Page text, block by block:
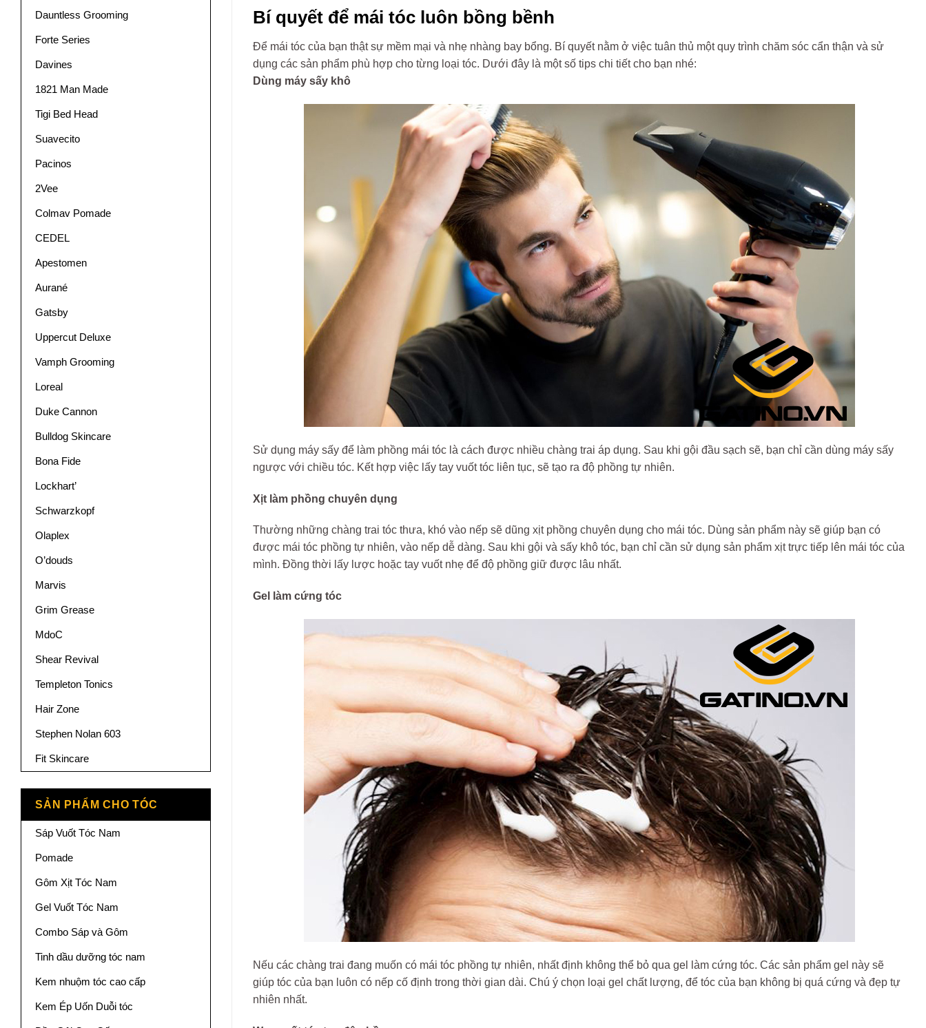
Dauntless Grooming
Forte Series
Davines
1821 Man Made
Tigi Bed Head
Suavecito
Pacinos
2Vee
Colmav Pomade
CEDEL
Apestomen
Aurané
Gatsby
Uppercut Deluxe
Vamph Grooming
Loreal
Duke Cannon
Bulldog Skincare
Bona Fide
Lockhart’
Schwarzkopf
Olaplex
O’douds
Marvis
Grim Grease
MdoC
Shear Revival
Templeton Tonics
Hair Zone
Stephen Nolan 603
Fit Skincare
SẢN PHẨM CHO TÓC
Sáp Vuốt Tóc Nam
Pomade
Gôm Xịt Tóc Nam
Gel Vuốt Tóc Nam
Combo Sáp và Gôm
Tinh dầu dưỡng tóc nam
Kem nhuộm tóc cao cấp
Kem Ép Uốn Duỗi tóc
Bí quyết để mái tóc luôn bồng bềnh
Để mái tóc của bạn thật sự mềm mại và nhẹ nhàng bay bổng. Bí quyết nằm ở việc tuân thủ một quy trình chăm sóc cẩn thận và sử
dụng các sản phẩm phù hợp cho từng loại tóc. Dưới đây là một số tips chi tiết cho bạn nhé:
Dùng máy sấy khô
Sử dụng máy sấy để làm phồng mái tóc là cách được nhiều chàng trai áp dụng. Sau khi gội đầu sạch sẽ, bạn chỉ cần dùng máy sấy
ngược với chiều tóc. Kết hợp việc lấy tay vuốt tóc liên tục, sẽ tạo ra độ phồng tự nhiên.
Xịt làm phồng chuyên dụng
Thường những chàng trai tóc thưa, khó vào nếp sẽ dũng xịt phồng chuyên dụng cho mái tóc. Dùng sản phẩm này sẽ giúp bạn có
được mái tóc phồng tự nhiên, vào nếp dễ dàng. Sau khi gội và sấy khô tóc, bạn chỉ cần sử dụng sản phẩm xịt trực tiếp lên mái tóc của
mình. Đồng thời lấy lược hoặc tay vuốt nhẹ để độ phồng giữ được lâu nhất.
Gel làm cứng tóc
Nếu các chàng trai đang muốn có mái tóc phồng tự nhiên, nhất định không thể bỏ qua gel làm cứng tóc. Các sản phẩm gel này sẽ
giúp tóc của bạn luôn có nếp cố định trong thời gian dài. Chú ý chọn loại gel chất lượng, để tóc của bạn không bị quá cứng và đẹp tự
nhiên nhất.